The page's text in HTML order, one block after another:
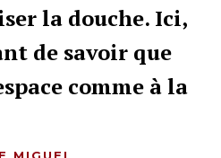
la douche. Ici,
de savoir que
comme à la